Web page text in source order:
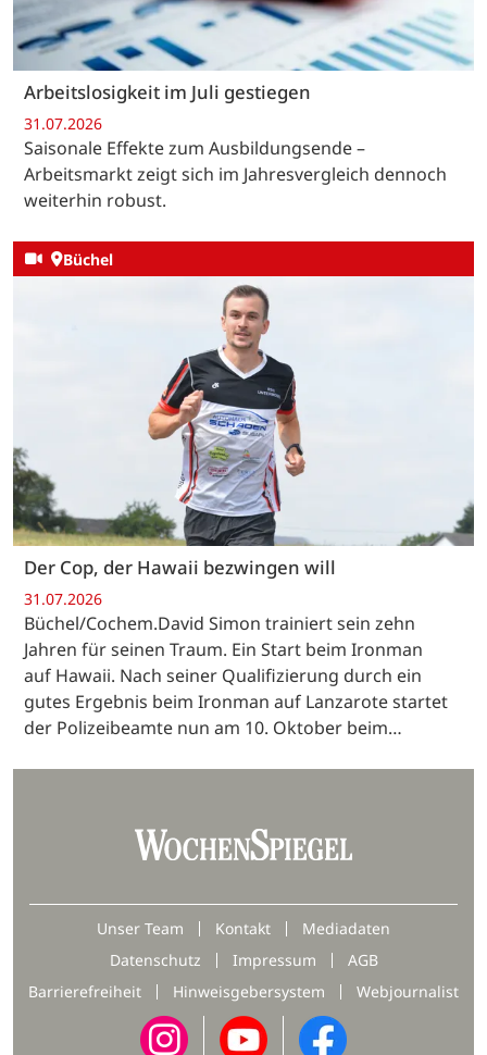
Arbeitslosigkeit im Juli gestiegen
31.07.2026
Saisonale Effekte zum Ausbildungsende –
Arbeitsmarkt zeigt sich im Jahresvergleich dennoch
weiterhin robust.
Büchel
Der Cop, der Hawaii bezwingen will
31.07.2026
Büchel/Cochem.David Simon trainiert sein zehn
Jahren für seinen Traum. Ein Start beim Ironman
auf Hawaii. Nach seiner Qualifizierung durch ein
gutes Ergebnis beim Ironman auf Lanzarote startet
der Polizeibeamte nun am 10. Oktober beim…
Unser Team Kontakt
Mediadaten
Datenschutz
Impressum
AGB
Barrierefreiheit
Hinweisgebersystem Webjournalist